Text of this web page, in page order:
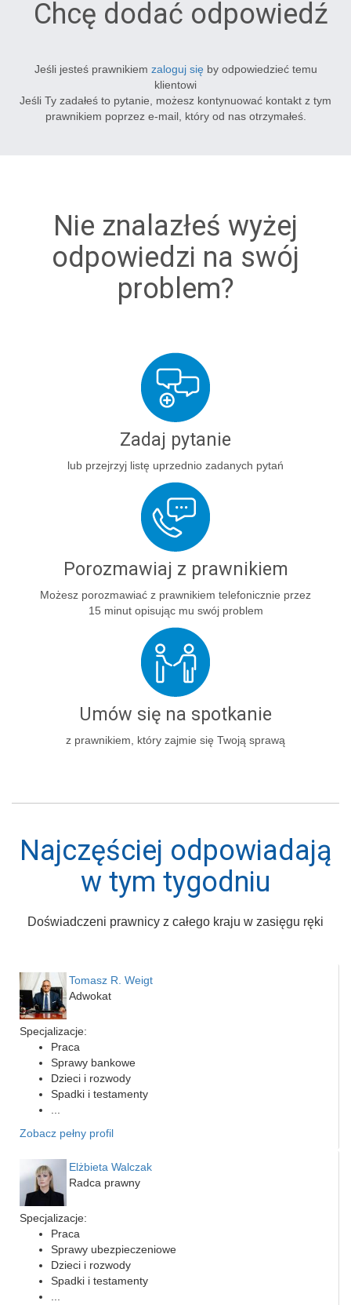
Chcę dodać odpowiedź
Jeśli jesteś prawnikiem zaloguj się by odpowiedzieć temu
klientowi
Jeśli Ty zadałeś to pytanie, możesz kontynuować kontakt z tym
prawnikiem poprzez e-mail, który od nas otrzymałeś.
Nie znalazłeś wyżej
odpowiedzi na swój
problem?
Zadaj pytanie
lub przejrzyj listę uprzednio zadanych pytań
Porozmawiaj z prawnikiem
Możesz porozmawiać z prawnikiem telefonicznie przez
15 minut opisując mu swój problem
Umów się na spotkanie
z prawnikiem, który zajmie się Twoją sprawą
Najczęściej odpowiadają
w tym tygodniu
Doświadczeni prawnicy z całego kraju w zasięgu ręki
Tomasz R. Weigt
Adwokat
Specjalizacje:
Praca
Sprawy bankowe
Dzieci i rozwody
Spadki i testamenty
Zobacz pełny profil
Elżbieta Walczak
Radca prawny
Specjalizacje:
Praca
Sprawy ubezpieczeniowe
Dzieci i rozwody
Spadki i testamenty